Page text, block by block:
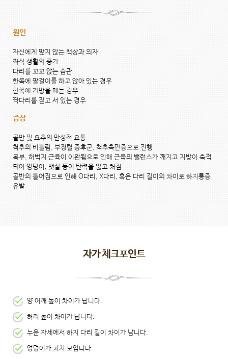
원인
자신에게 맞지 않는 책상과 의자
좌식 생활의 증가
다리를 꼬꼬 앉는 습관
한쪽에 팔걸이를 하고 앉아 있는 경우
한쪽에 가방을 메는 경우
짝다리를 짚고 서 있는 경우
증상
골반 및 요추의 만성적 요통
척추의 비틀림, 부정렬 증후군, 척추측만증으로 진행
복부, 허벅지 근육이 이완됨으로 인해 근육의 밸런스가 깨지고 지방이 축적
되어 엉덩이, 뱃살 등이 탄력을 잃고 처짐
골반의 틀어짐으로 인해 O다리, X다리, 혹은 다리 길이의 차이로 하지통증
유발
자가 체크포인트
양 어깨 높이 차이가 납니다.
허리 높이 차이가 납니다.
누운 자세에서 하지 다리 길이 차이가 납니다.
엉덩이가 처져 보입니다.